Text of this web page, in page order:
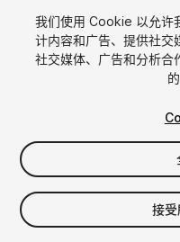
$7.99
增值税将在结算时计算
我们使用 Cookie 以允许
计内容和广告、提供社交
社交媒体、广告和分析合
接